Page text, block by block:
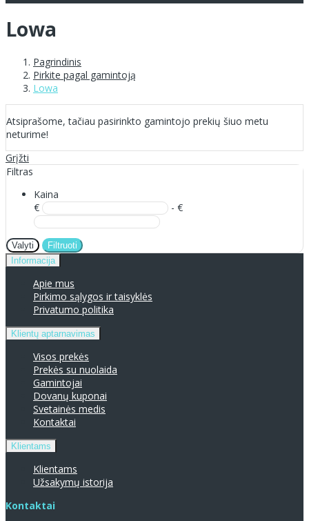
Lowa
Pagrindinis
Pirkite pagal gamintoją
Lowa
Atsiprašome, tačiau pasirinkto gamintojo prekių šiuo metu
neturime!
Grįžti
Filtras
Kaina
€
- €
Valyti
Filtruoti
Informacija
Apie mus
Pirkimo sąlygos ir taisyklės
Privatumo politika
Klientų aptarnavimas
Visos prekės
Prekės su nuolaida
Gamintojai
Dovanų kuponai
Svetainės medis
Kontaktai
Klientams
Klientams
Užsakymų istorija
Kontaktai